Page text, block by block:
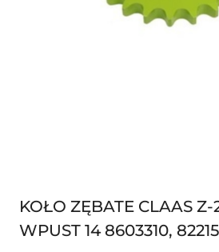
KOŁO ZĘBATE CLAAS Z-
WPUST 14 8603310,